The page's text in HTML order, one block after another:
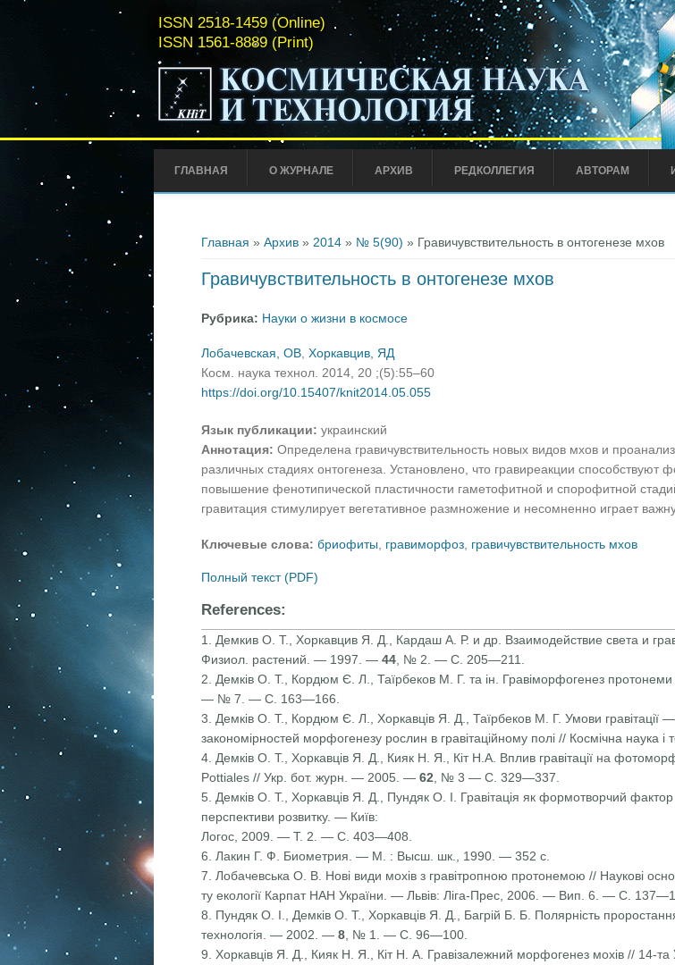
ISSN 2518-1459 (Online)
ISSN 1561-8889 (Print)
ГЛАВНАЯ О ЖУРНАЛЕ АРХИВ РЕДКОЛЛЕГИЯ АВТОРАМ
Главная » Архив» 2014» № 5(90) » Гравичувствительность в онтогенезе мхов
Гравичувствительность в онтогенезе мхов
Рубрика: Науки о жизни в космосе
Лобачевская, ОВ, Хоркавцив, ЯД
Косм. наука технол. 2014, 20 ;(5):55–60
https://doi.org/10.15407/knit2014.05.055
Язык публикации: украинский
Аннотация: Определена гравичувствительность новых видов мхов и
различных стадиях онтогенеза. Установлено, что гравиреакции
повышение фенотипической пластичности гаметофитной и спорофитной
гравитация стимулирует вегетативное размножение и несомненно играет
Ключевые слова: бриофиты, гравиморфоз, гравичувствительность мхов
Полный текст (PDF)
References:
1. Демкив О. Т., Хоркавцив Я. Д., Кардаш А. Р. и др. Взаимодействие света и
Физиол. растений. — 1997. — 44, № 2. — С. 205—211.
2. Демків О. Т., Кордюм Є. Л., Таїрбеков М. Г. та ін. Гравіморфогенез
— № 7. — С. 163—166.
3. Демків О. Т., Кордюм Є. Л., Хоркавців Я. Д., Таїрбеков М. Г. Умови гравітації
закономірностей морфогенезу рослин в гравітаційному полі // Космічна наука
4. Демків О. Т., Хоркавців Я. Д., Кияк Н. Я., Кіт Н.А. Вплив гравітації на
Pottiales // Укр. бот. журн. — 2005. — 62, № 3 — С. 329—337.
5. Демків О. Т., Хоркавців Я. Д., Пундяк О. І. Гравітація як формотворчий фактор
перспективи розвитку. — Київ:
Логос, 2009. — Т. 2. — С. 403—408.
6. Лакин Г. Ф. Биометрия. — М. : Высш. шк., 1990. — 352 с.
7. Лобачевська О. В. Нові види мохів з гравітропною протонемою // Наукові
ту екології Карпат НАН України. — Львів: Ліга-Прес, 2006. — Вип. 6. — С.
8. Пундяк О. І., Демків О. Т., Хоркавців Я. Д., Багрій Б. Б. Полярність
технологія. — 2002. — 8, № 1. — С. 96—100.
9. Хоркавців Я. Д., Кияк Н. Я., Кіт Н. А. Гравізалежний морфогенез мохів // 14-